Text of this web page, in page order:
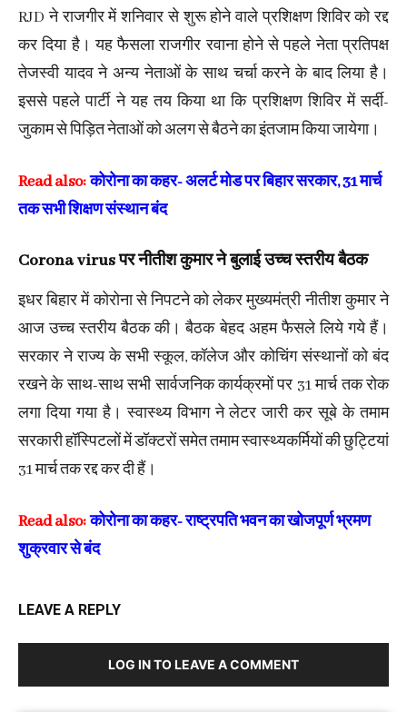
RJD ने राजगीर में शनिवार से शुरू होने वाले प्रशिक्षण शिविर को रद्द
कर दिया है। यह फैसला राजगीर रवाना होने से पहले नेता प्रतिपक्ष
तेजस्वी यादव ने अन्य नेताओं के साथ चर्चा करने के बाद लिया है।
इससे पहले पार्टी ने यह तय किया था कि प्रशिक्षण शिविर में सर्दी-
जुकाम से पिड़ित नेताओं को अलग से बैठने का इंतजाम किया जायेगा।
Read also:कोरोना का कहर- अलर्ट मोड पर बिहार सरकार, 31 मार्च
तक सभी शिक्षण संस्थान बंद
Corona virus पर नीतीश कुमार ने बुलाई उच्च स्तरीय बैठक
इधर बिहार में कोरोना से निपटने को लेकर मुख्यमंत्री नीतीश कुमार ने
आज उच्च स्तरीय बैठक की। बैठक बेहद अहम फैसले लिये गये हैं।
सरकार ने राज्य के सभी स्कूल, कॉलेज और कोचिंग संस्थानों को बंद
रखने के साथ-साथ सभी सार्वजनिक कार्यक्रमों पर 31 मार्च तक रोक
लगा दिया गया है। स्वास्थ्य विभाग ने लेटर जारी कर सूबे के तमाम
सरकारी हॉस्पिटलों में डॉक्टरों समेत तमाम स्वास्थ्यकर्मियों की छुट्टियां
31 मार्च तक रद्द कर दी हैं।
Read also:कोरोना का कहर- राष्ट्रपति भवन का खोजपूर्ण भ्रमण
शुक्रवार से बंद
LEAVE A REPLY
LOG IN TO LEAVE A COMMENT